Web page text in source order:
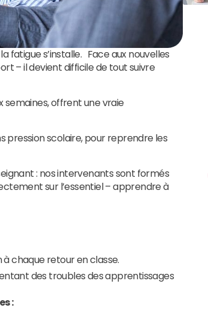
fatigue s’installe. Face aux nouvelles
– il devient difficile de tout suivre
semaines, offrent une vraie
pression scolaire, pour reprendre les
: nos intervenants sont formés
sur l’essentiel – apprendre à
chaque retour en classe.
des troubles des apprentissages
: